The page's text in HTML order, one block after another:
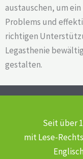
austauschen, um
Problems und
richtigen
Legasthenie
gestalten.
Seit über
mit Lese-